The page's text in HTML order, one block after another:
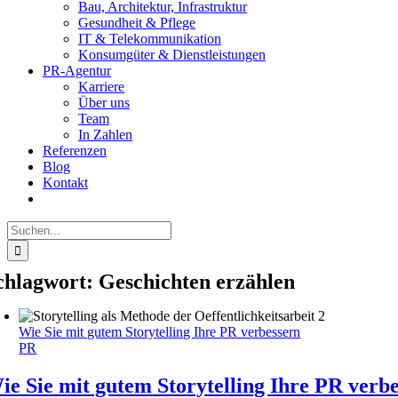
Bau, Architektur, Infrastruktur
Gesundheit & Pflege
IT & Telekommunikation
Konsumgüter & Dienstleistungen
PR-Agentur
Karriere
Über uns
Team
In Zahlen
Referenzen
Blog
Kontakt
Suche
nach:
Geschichten erzählen
Wie Sie mit gutem Storytelling Ihre PR verbessern
PR
Sie mit gutem Storytelling Ihre PR